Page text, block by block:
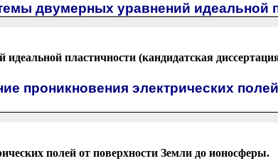
двумерных уравнений идеальной
пластичности (кандидатская
проникновения электрических
полей от поверхности Земли до ионосферы.